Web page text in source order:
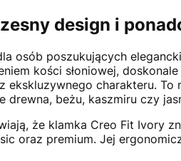
design i
osób poszukujących
kości słoniowej,
ekskluzywnego charakteru.
drewna, beżu, kaszmiru czy
że klamka Creo Fit Ivory
oraz premium. Jej